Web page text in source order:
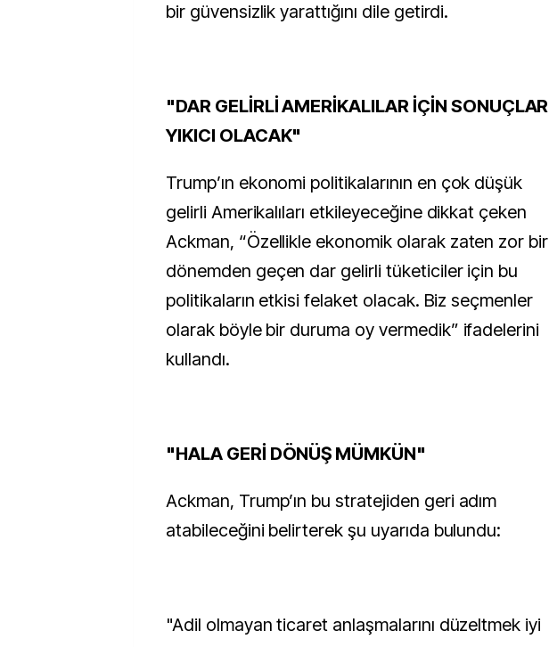
bir güvensizlik yarattığını dile getirdi.
"DAR GELİRLİ AMERİKALILAR İÇİN SONUÇLAR
YIKICI OLACAK"
Trump’ın ekonomi politikalarının en çok düşük
gelirli Amerikalıları etkileyeceğine dikkat çeken
Ackman, “Özellikle ekonomik olarak zaten zor bir
dönemden geçen dar gelirli tüketiciler için bu
politikaların etkisi felaket olacak. Biz seçmenler
olarak böyle bir duruma oy vermedik” ifadelerini
kullandı.
"HALA GERİ DÖNÜŞ MÜMKÜN"
Ackman, Trump’ın bu stratejiden geri adım
atabileceğini belirterek şu uyarıda bulundu:
"Adil olmayan ticaret anlaşmalarını düzeltmek iyi